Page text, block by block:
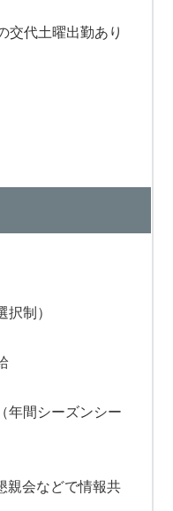
代土曜出勤あり
制）
年間シーズンシー
親会などで情報共